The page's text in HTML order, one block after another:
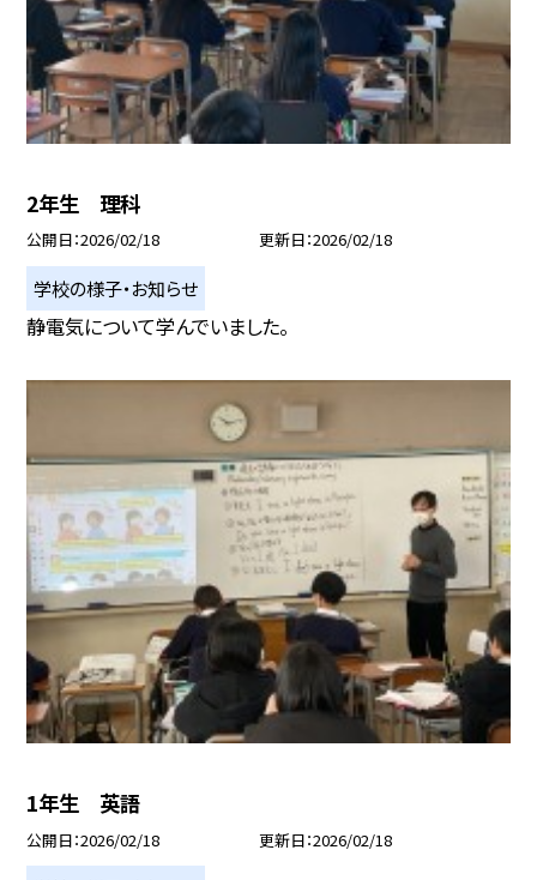
2年生 理科
公開日 2026/02/18 更新日 2026/02/18
学校の様子・お知らせ
静電気について学んでいました。
1年生 英語
公開日 2026/02/18 更新日 2026/02/18